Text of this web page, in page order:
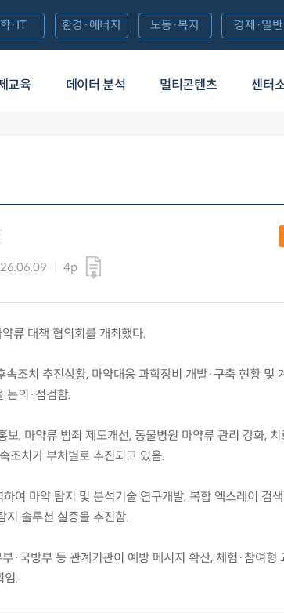
교육 데이터 분석 멀티콘텐츠 센터
·IT 환경·에너지 노동·복지 경제·일반
4p
류 대책 협의회를 개최했다.
조치 추진상황, 마약대응 과학장비 개발·구축 현황 및
논의·점검함.
, 마약류 범죄 제도개선, 동물병원 마약류 관리 강화, 치
조치가 부처별로 추진되고 있음.
여 마약 탐지 및 분석기술 연구개발, 복합 엑스레이 검
지 솔루션 실증을 추진함.
·국방부 등 관계기관이 예방 메시지 확산, 체험·참여형
임.